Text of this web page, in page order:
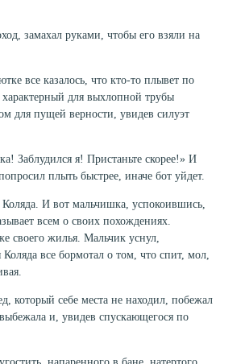
замахал руками, чтобы его взяли на
все казалось, что кто-то плывет по
для выхлопной трубы
для пущей верности, увидев силуэт
Заблудился я! Пристаньте скорее!» И
плыть быстрее, ина­че бот уйдет.
Коляда. И вот мальчишка, успокоившись,
всем о своих по­хождениях.
своего жилья. Мальчик уснул,
все бормотал о том, что спит, мол,
который себе места не находил, побежал
и, увидев спус­кающегося по